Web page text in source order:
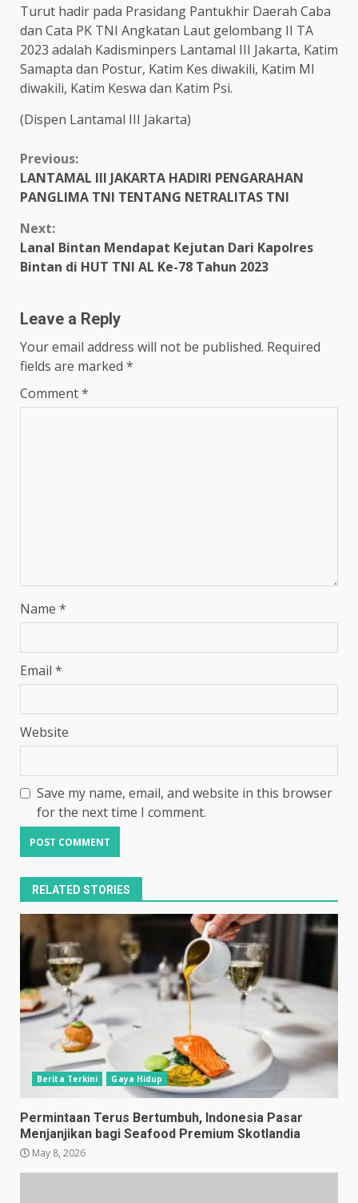
Turut hadir pada Prasidang Pantukhir Daerah Caba
dan Cata PK TNI Angkatan Laut gelombang II TA
2023 adalah Kadisminpers Lantamal III Jakarta, Katim
Samapta dan Postur, Katim Kes diwakili, Katim MI
diwakili, Katim Keswa dan Katim Psi.
(Dispen Lantamal III Jakarta)
Continue
Reading
Previous:
LANTAMAL III JAKARTA HADIRI PENGARAHAN
PANGLIMA TNI TENTANG NETRALITAS TNI
Next:
Lanal Bintan Mendapat Kejutan Dari Kapolres
Bintan di HUT TNI AL Ke-78 Tahun 2023
Leave a Reply
Your email address will not be published. Required
fields are marked *
Comment*
Name *
Email *
Website
Save my name, email, and website in this browser
for the next time I comment.
RELATED STORIES
Berita Terkini Gaya Hidup
Permintaan Terus Bertumbuh, Indonesia Pasar
Menjanjikan bagi Seafood Premium Skotlandia
May 8, 2026